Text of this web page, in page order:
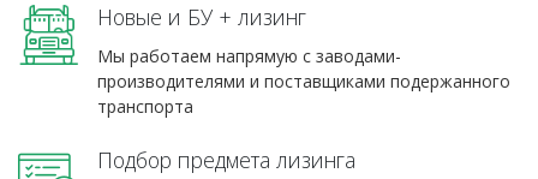
Новые и БУ + лизинг
Мы работаем напрямую с заводами-
производителями и поставщиками подержанного
транспорта
Подбор предмета лизинга